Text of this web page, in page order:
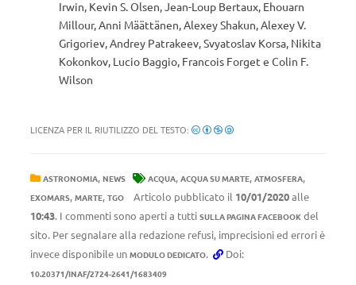
Irwin, Kevin S. Olsen,Jean-Loup Bertaux, Ehouarn
Millour, Anni Määttänen, Alexey Shakun, Alexey V.
Grigoriev, Andrey Patrakeev, Svyatoslav Korsa, Nikita
Kokonkov, Lucio Baggio, Francois Forget e Colin F.
Wilson
LICENZA PER IL RIUTILIZZO DEL TESTO:
ASTRONOMIA, NEWS ACQUA, ACQUA SU MARTE, ATMOSFERA,
EXOMARS, MARTE, TGO Articolo pubblicato il 10/01/2020alle
10:43. I commenti sono aperti a tutti SULLA PAGINA FACEBOOK del
sito. Per segnalare alla redazione refusi, imprecisioni ed errori è
invece disponibile un MODULO DEDICATO. Doi:
10.20371/INAF/2724-2641/1683409